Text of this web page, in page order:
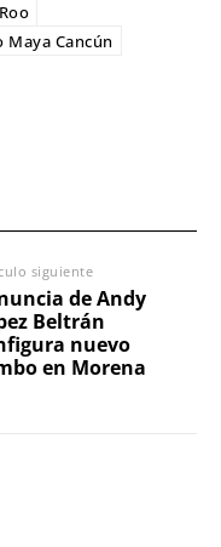
Maya Cancún
siguiente
de Andy
Beltrán
nuevo
en Morena